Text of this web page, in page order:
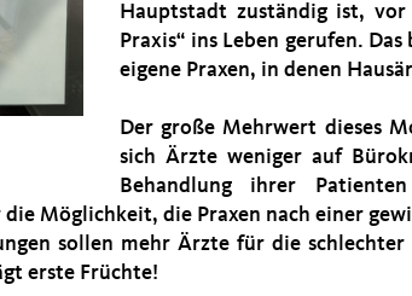
Hauptstadt zuständig ist,
Praxis“ ins Leben gerufen.
eigene Praxen, in denen
Der große Mehrwert dieses
sich Ärzte weniger auf
Behandlung ihrer
Möglichkeit, die Praxen nach einer
sollen mehr Ärzte für die schlechter
erste Früchte!